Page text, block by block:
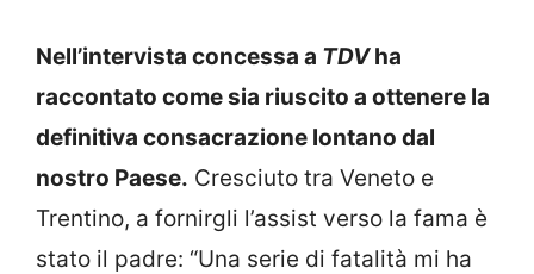
Nell’intervista concessa a TDVha
raccontato come sia riuscito a ottenere la
definitiva consacrazione lontano dal
nostro Paese. Cresciuto tra Veneto e
Trentino, a fornirgli l’assist verso la fama è
stato il padre: “Una serie di fatalità mi ha